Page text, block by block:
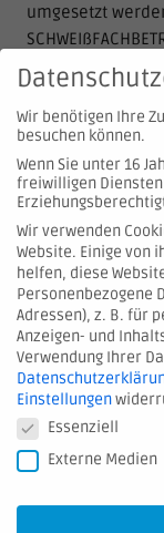
umgesetzt
Verschleiß an
rundet das
ab.
©
Wir benötigen Ihre
besuchen können.
Wenn Sie unter 16
freiwilligen
Wir verwenden
Website. Einige von
helfen, diese
Personenbezogene
Adressen), z. B. für
Anzeigen- und
Verwendung Ihrer
Einstellungen
Essenziell
Externe Medien